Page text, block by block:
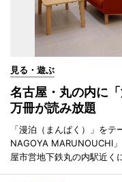
見る・遊ぶ
名古屋・丸の内に
万冊が読み放題
「漫泊（まんぱく）」を
NAGOYA MARUNOUCHI
屋市営地下鉄丸の内駅近く